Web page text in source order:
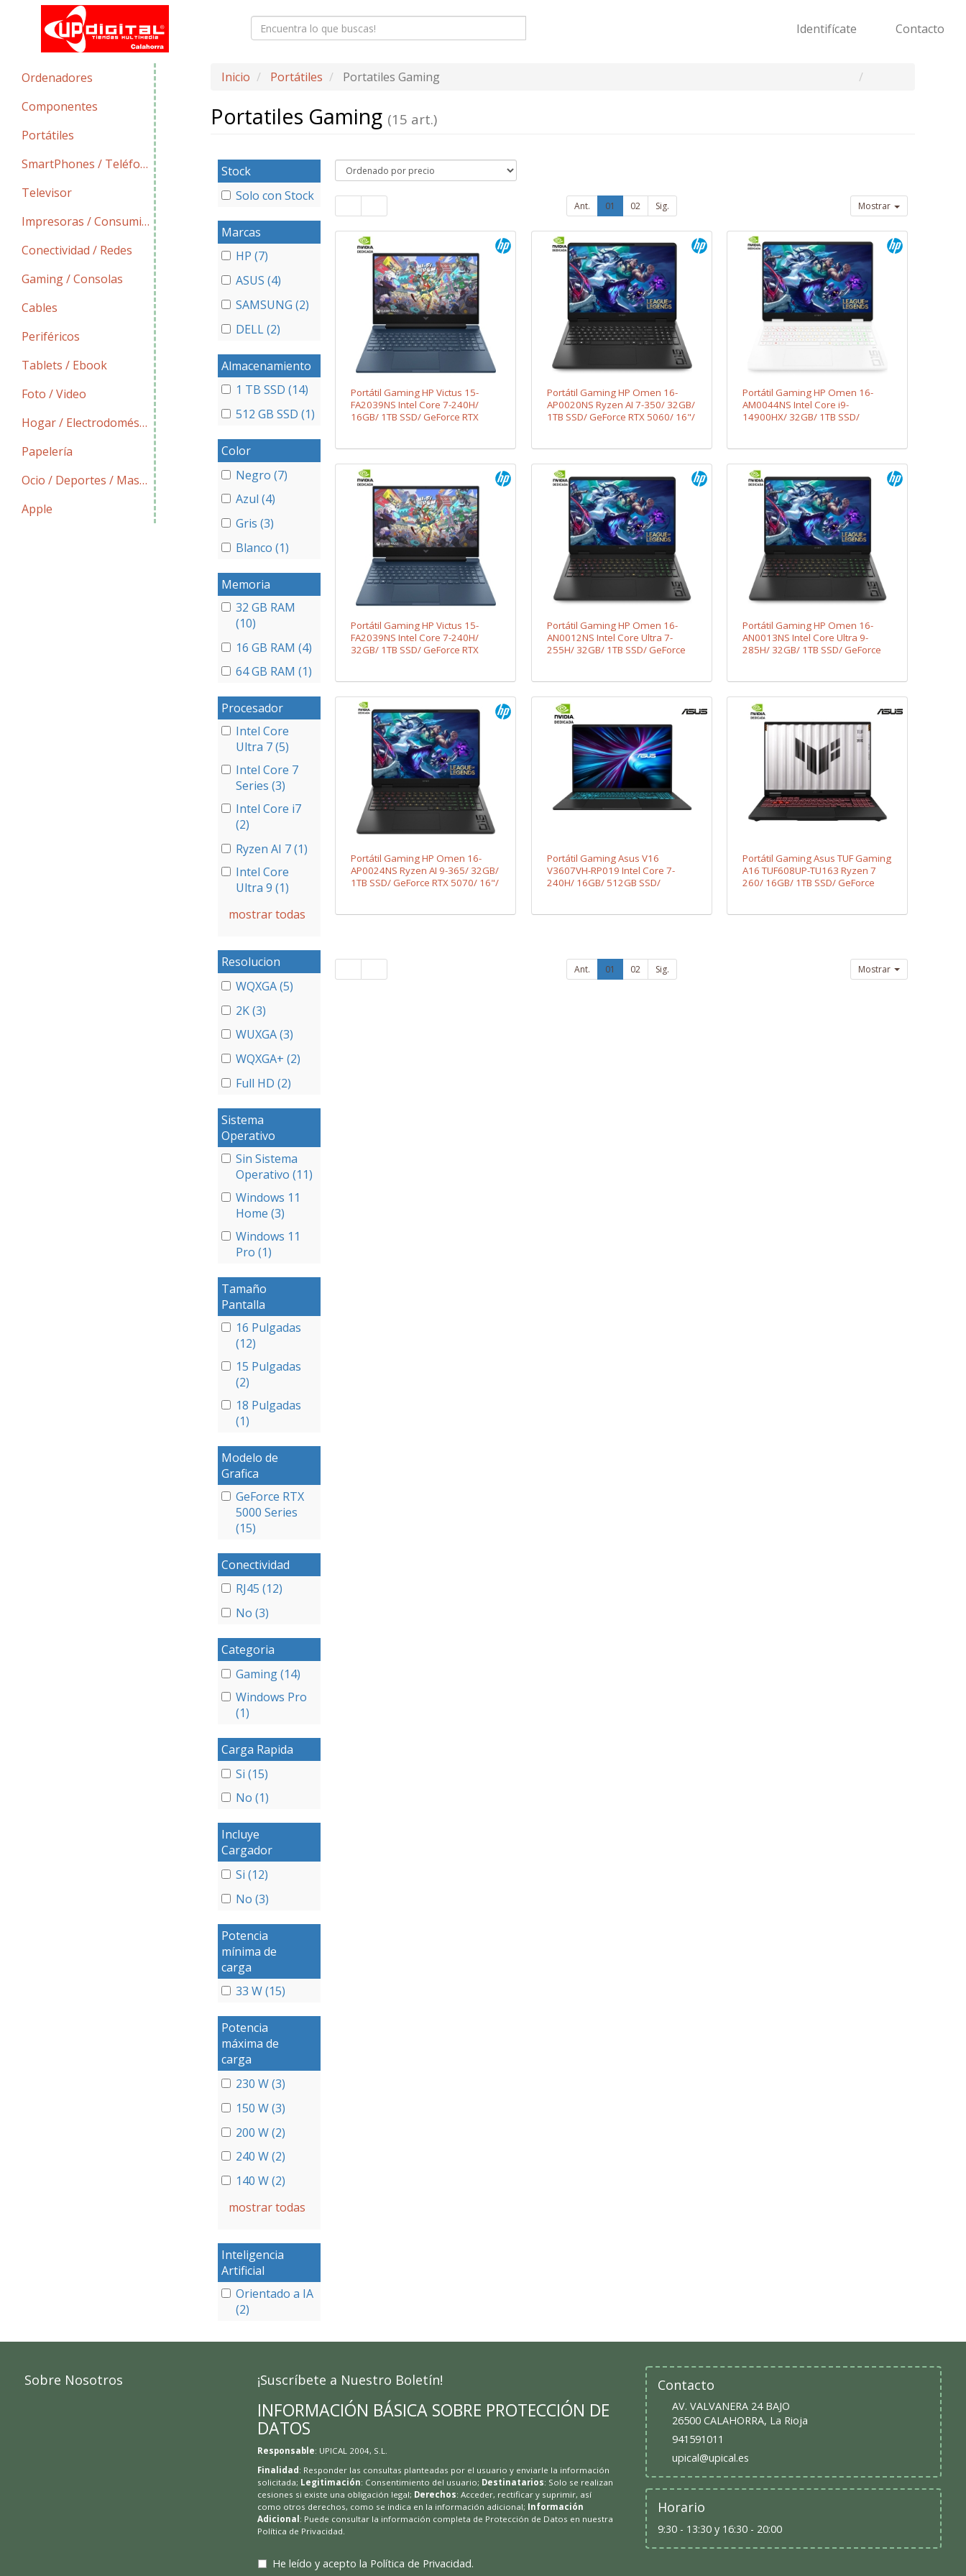
Identifícate Contacto
Ordenadores
Componentes
Portátiles
SmartPhones / Teléfonos
Televisor
Impresoras / Consumibles
Conectividad / Redes
Gaming / Consolas
Cables
Periféricos
Tablets / Ebook
Foto / Video
Hogar / Electrodomésticos
Papelería
Ocio / Deportes / Mascotas
Apple
Inicio Portátiles Portatiles Gaming
Portatiles Gaming (15 art.)
Stock
Solo con Stock
Marcas
HP (7)
ASUS (4)
SAMSUNG (2)
DELL (2)
Almacenamiento
1 TB SSD (14)
512 GB SSD (1)
Color
Negro (7)
Azul (4)
Gris (3)
Blanco (1)
Memoria
32 GB RAM
(10)
16 GB RAM (4)
64 GB RAM (1)
Procesador
Intel Core
Ultra 7 (5)
Intel Core 7
Series (3)
Intel Core i7
(2)
Ryzen AI 7 (1)
Intel Core
Ultra 9 (1)
mostrar todas
Resolucion
WQXGA (5)
2K (3)
WUXGA (3)
WQXGA+ (2)
Full HD (2)
Sistema
Operativo
Sin Sistema
Operativo (11)
Windows 11
Home (3)
Windows 11
Pro (1)
Tamaño
Pantalla
16 Pulgadas
(12)
15 Pulgadas
(2)
18 Pulgadas
(1)
Modelo de
Grafica
GeForce RTX
5000 Series
(15)
Conectividad
RJ45 (12)
No (3)
Categoria
Gaming (14)
Windows Pro
(1)
Carga Rapida
Si (15)
No (1)
Incluye
Cargador
Si (12)
No (3)
Potencia
mínima de
carga
33 W (15)
Potencia
máxima de
carga
230 W (3)
150 W (3)
200 W (2)
240 W (2)
140 W (2)
mostrar todas
Inteligencia
Artificial
Orientado a IA
(2)
Ant. 01 02 Sig. Mostrar
Portátil Gaming HP Victus 15-
FA2039NS Intel Core 7-240H/
16GB/ 1TB SSD/ GeForce RTX
Portátil Gaming HP Omen 16-
AP0020NS Ryzen AI 7-350/ 32GB/
1TB SSD/ GeForce RTX 5060/ 16"/
Portátil Gaming HP Omen 16-
AM0044NS Intel Core i9-
14900HX/ 32GB/ 1TB SSD/
Portátil Gaming HP Victus 15-
FA2039NS Intel Core 7-240H/
32GB/ 1TB SSD/ GeForce RTX
Portátil Gaming HP Omen 16-
AN0012NS Intel Core Ultra 7-
255H/ 32GB/ 1TB SSD/ GeForce
Portátil Gaming HP Omen 16-
AN0013NS Intel Core Ultra 9-
285H/ 32GB/ 1TB SSD/ GeForce
Portátil Gaming HP Omen 16-
AP0024NS Ryzen AI 9-365/ 32GB/
1TB SSD/ GeForce RTX 5070/ 16"/
Portátil Gaming Asus V16
V3607VH-RP019 Intel Core 7-
240H/ 16GB/ 512GB SSD/
Portátil Gaming Asus TUF Gaming
A16 TUF608UP-TU163 Ryzen 7
260/ 16GB/ 1TB SSD/ GeForce
Ant. 01 02 Sig. Mostrar
Sobre Nosotros ¡Suscríbete a Nuestro Boletín!
INFORMACIÓN BÁSICA SOBRE PROTECCIÓN DE
DATOS
Responsable: UPICAL 2004, S.L.
Finalidad : Responder las consultas planteadas por el usuario y enviarle la información
solicitada; Legitimación: Consentimiento del usuario; Destinatarios: Solo se realizan
cesiones si existe una obligación legal; Derechos: Acceder, rectificar y suprimir, así
como otros derechos, como se indica en la información adicional; Información
Adicional : Puede consultar la información completa de Protección de Datos en nuestra
Política de Privacidad.
He leído y acepto la Política de Privacidad.
Contacto
AV. VALVANERA 24 BAJO
26500 CALAHORRA, La Rioja
941591011
upical@upical.es
Horario
9:30 - 13:30 y 16:30 - 20:00